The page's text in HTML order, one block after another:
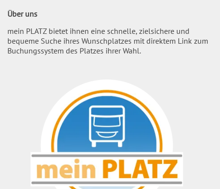
Über uns
mein PLATZ bietet ihnen eine schnelle, zielsichere und
bequeme Suche ihres Wunschplatzes mit direktem Link zum
Buchungssystem des Platzes ihrer Wahl.